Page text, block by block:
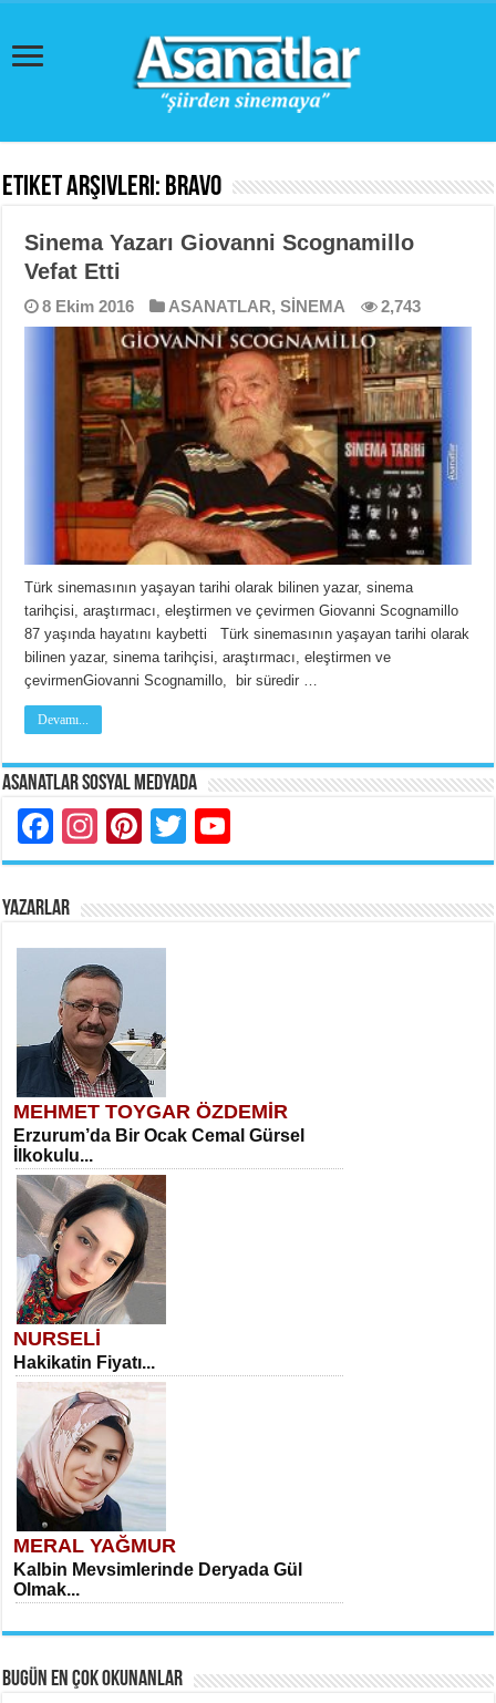
Etiket Arşivleri: Bravo
Sinema Yazarı Giovanni Scognamillo
Vefat Etti
8 Ekim 2016 ASANATLAR,SİNEMA 2,743
Türk sinemasının yaşayan tarihi olarak bilinen yazar, sinema
tarihçisi, araştırmacı, eleştirmen ve çevirmen Giovanni Scognamillo
87 yaşında hayatını kaybetti Türk sinemasının yaşayan tarihi olarak
bilinen yazar, sinema tarihçisi, araştırmacı, eleştirmen ve
çevirmenGiovanni Scognamillo, bir süredir …
Devamı...
Asanatlar Sosyal Medyada
Facebook
Instagram
Pinterest
Twitter
YAZARLAR
MEHMET TOYGAR ÖZDEMİR
Erzurum’da Bir Ocak Cemal Gürsel
İlkokulu...
NURSELİ
Hakikatin Fiyatı...
MERAL YAĞMUR
Kalbin Mevsimlerinde Deryada Gül
Olmak...
BUGÜN EN ÇOK OKUNANLAR